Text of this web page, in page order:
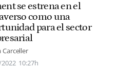
se estrena en el
como una
para el sector
Carceller
10:27h